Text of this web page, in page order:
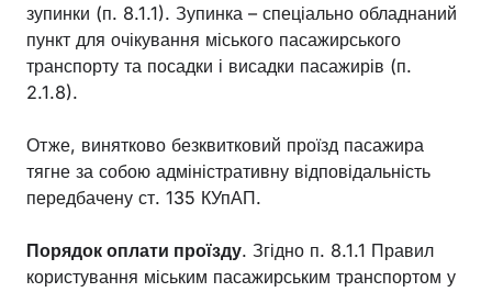
зупинки (п. 8.1.1). Зупинка – спеціально обладнаний
пункт для очікування міського пасажирського
транспорту та посадки і висадки пасажирів (п.
2.1.8).
Отже, винятково безквитковий проїзд пасажира
тягне за собою адміністративну відповідальність
передбачену ст. 135 КУпАП.
Порядок оплати проїзду. Згідно п. 8.1.1 Правил
користування міським пасажирським транспортом у